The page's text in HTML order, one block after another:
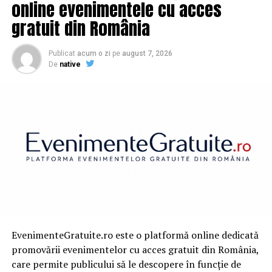
URMATORUL
CONSILIERII LOCALI LUATI LA “MISTO” DE ADRIAN VAIDA SI
PRUNA EUGEN
NU RATATI
România are probleme mari! Studiul care arată adevărul
online evenimentele cu acces
gratuit din România
Publicat acum o zi pe august 7, 2026
De native
EvenimenteGratuite.ro este o platformă online dedicată
promovării evenimentelor cu acces gratuit din România,
care permite publicului să le descopere în funcție de